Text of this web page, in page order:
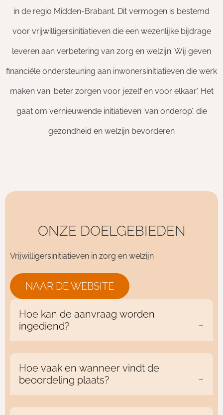
in de regio Midden-Brabant. Dit vermogen is bestemd
voor vrijwilligersinitiatieven die een wezenlijke bijdrage
leveren aan verbetering van zorg en welzijn. Wij geven
financiële ondersteuning aan inwonersinitiatieven die werk
maken van ‘beter zorgen voor jezelf en voor elkaar’. Het
gaat om vernieuwende initiatieven ‘van onderop’, die
gezondheid en welzijn bevorderen
ONZE DOELGEBIEDEN
Vrijwilligersinitiatieven in zorg en welzijn
NAAR DE WEBSITE
Hoe kan de aanvraag worden
ingediend?
Een aanvraag kan worden ingediend
met een formulier te downloaden van
de websitewww.stemfonds.nl
Hoe vaak en wanneer vindt de
beoordeling plaats?
Beoordeling vindt plaats per kwartaal.